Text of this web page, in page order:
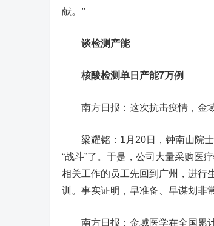
献。”
谈检测产能
核酸检测单日产能7万例
南方日报：这次抗击疫情，金域
梁耀铭：1月20日，钟南山院士
“战斗”了。于是，公司大量采购医
相关工作的员工先回到广州，进行
训。事实证明，早准备、早谋划非
南方日报：金域医学在全国累计